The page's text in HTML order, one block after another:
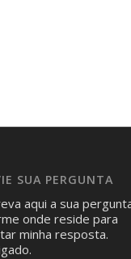
SUA PERGUNTA
aqui a sua
onde reside para
minha resposta.